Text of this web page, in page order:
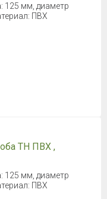
125 мм, диаметр
ПВХ
ТН ПВХ ,
125 мм, диаметр
ПВХ